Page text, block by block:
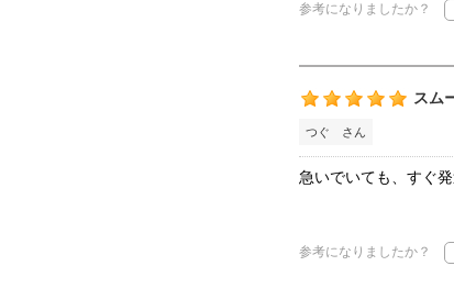
参考になりましたか？
スム
つぐ さん
急いでいても、すぐ
参考になりましたか？